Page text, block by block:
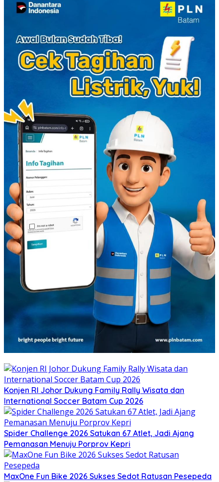
Konjen RI Johor Dukung Family Rally Wisata dan
International Soccer Batam Cup 2026
Spider Challenge 2026 Satukan 67 Atlet, Jadi Ajang
Pemanasan Menuju Porprov Kepri
MaxOne Fun Bike 2026 Sukses Sedot Ratusan Pesepeda